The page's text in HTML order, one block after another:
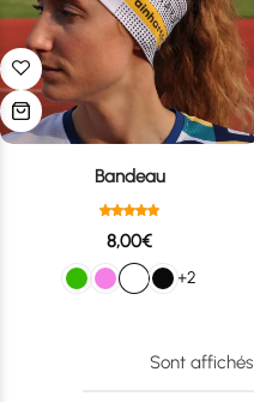
Bandeau
8,00€
+2
Sont affichés